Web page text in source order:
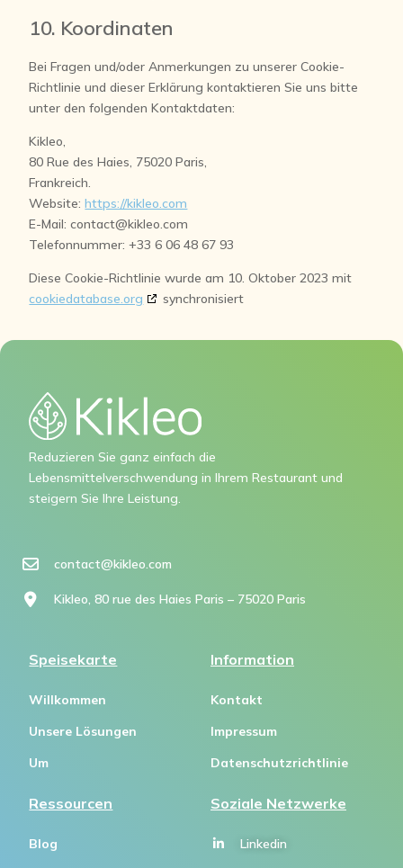
10. Koordinaten
Bei Fragen und/oder Anmerkungen zu unserer Cookie-
Richtlinie und dieser Erklärung kontaktieren Sie uns bitte
unter den folgenden Kontaktdaten:
Kikleo,
80 Rue des Haies, 75020 Paris,
Frankreich.
Website:https://kikleo.com
E-Mail:contact@kikleo.com
Telefonnummer: +33 6 06 48 67 93
Diese Cookie-Richtlinie wurde am 10. Oktober 2023 mit
cookiedatabase.org
synchronisiert
Reduzieren Sie ganz einfach die
Lebensmittelverschwendung in Ihrem Restaurant und
steigern Sie Ihre Leistung.
contact@kikleo.com​
Kikleo, 80 rue des Haies Paris – 75020 Paris
Speisekarte
Willkommen
Unsere Lösungen
Um
Information
Kontakt
Impressum
Datenschutzrichtlinie
Ressourcen
Blog
Soziale Netzwerke
Linkedin